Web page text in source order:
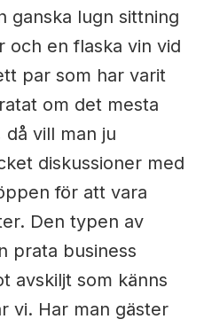
ganska lugn sittning
och en flaska vin vid
par som har varit
om det mesta
vill man ju
diskussioner med
för att vara
Den typen av
prata business
avskiljt som känns
vi. Har man gäster